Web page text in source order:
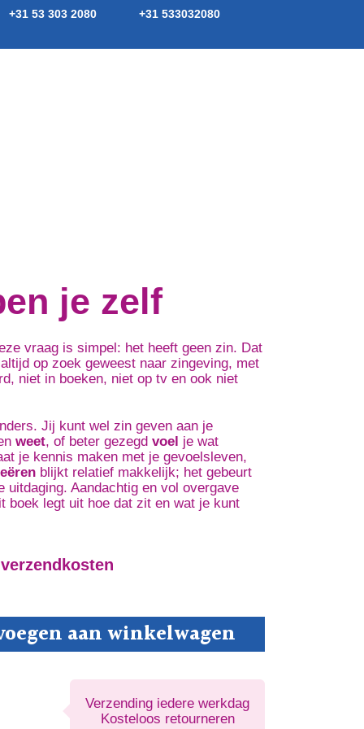
+31 53 303 2080 +31 533032080
je zelf
vraag is simpel: het heeft geen zin. Dat
op zoek geweest naar zingeving, met
niet in boeken, niet op tv en ook niet
Jij kunt wel zin geven aan je
weet, of beter gezegd voel je wat
je kennis maken met je gevoelsleven,
blijkt relatief makkelijk; het gebeurt
uitdaging. Aandachtig en vol overgave
legt uit hoe dat zit en wat je kunt
aan winkelwagen
Verzending iedere werkdag
Kosteloos retourneren